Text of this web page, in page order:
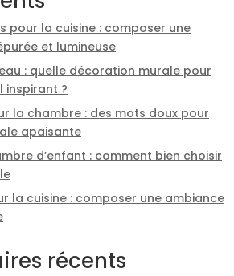
pour la cuisine : composer une
et lumineuse
: quelle décoration murale pour
inspirant ?
la chambre : des mots doux pour
apaisante
d’enfant : comment bien choisir
la cuisine : composer une ambiance
récents